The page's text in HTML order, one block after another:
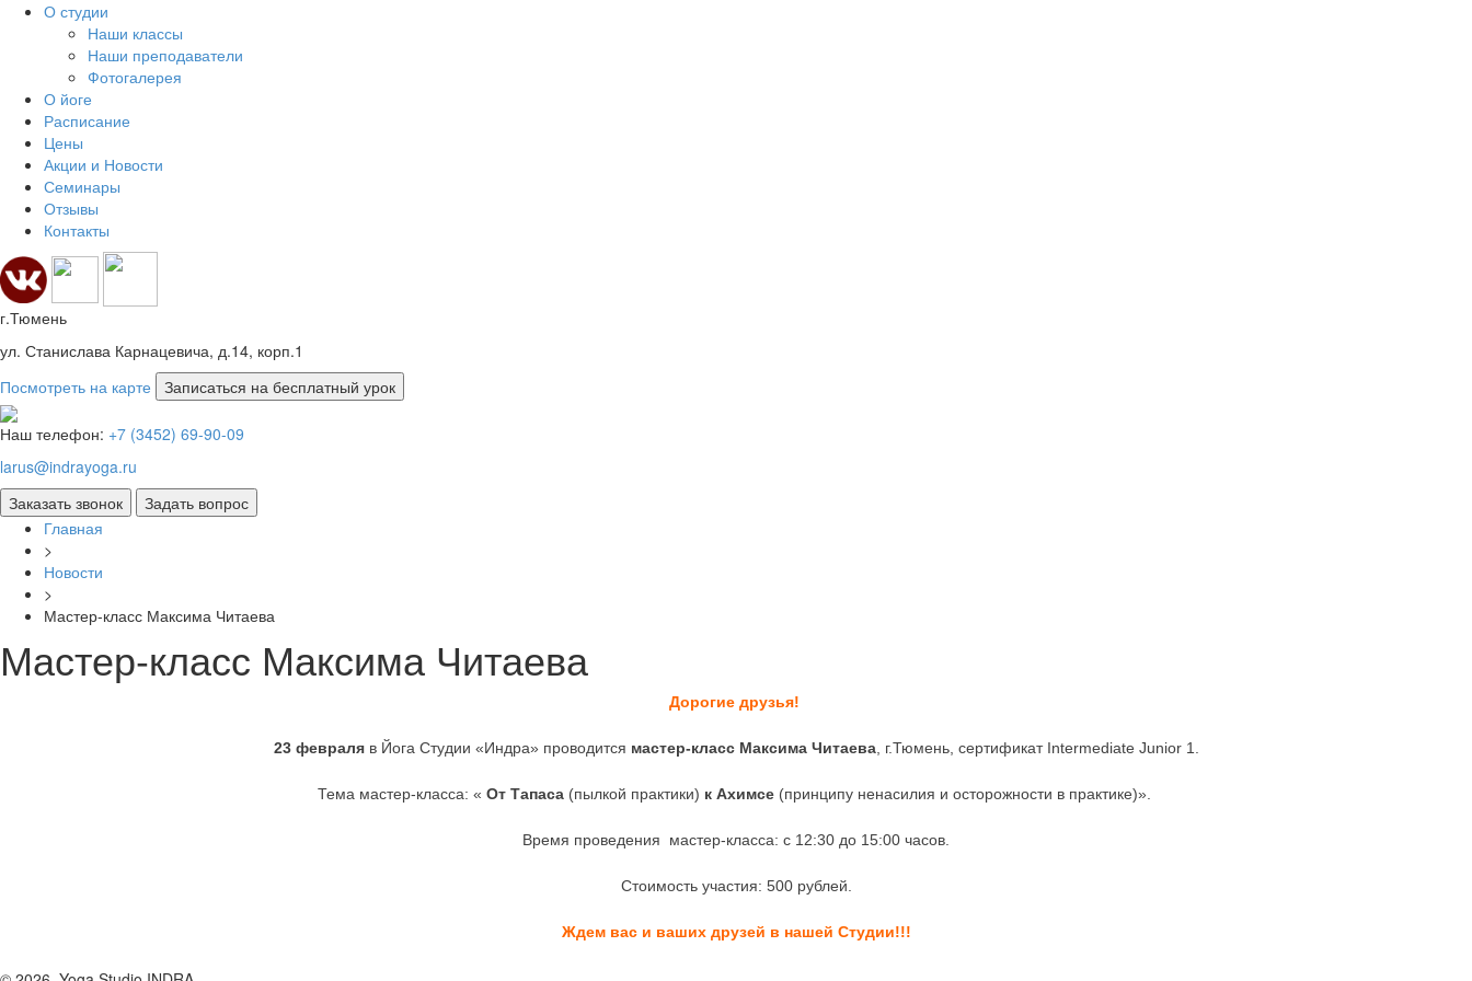
О студии
Наши классы
Наши преподаватели
Фотогалерея
О йоге
Расписание
Цены
Акции и Новости
Семинары
Отзывы
Контакты
г.Тюмень
ул. Станислава Карнацевича, д.14, корп.1
Посмотреть на карте
Наш телефон: +7 (3452) 69-90-09
larus@indrayoga.ru
Главная
>
Новости
>
Мастер-класс Максима Читаева
Мастер-класс Максима Читаева
Дорогие друзья!
23 февраляв Йога Студии «Индра» проводится мастер-класс Максима Читаева, г.Тюмень, сертификат Intermediate Junior 1.
Тема мастер-класса: « От Тапаса(пылкой практики) к Ахимсе(принципу ненасилия и осторожности в практике)».
Время проведения мастер-класса: с 12:30 до 15:00 часов.
Стоимость участия: 500 рублей.
Ждем вас и ваших друзей в нашей Студии!!!